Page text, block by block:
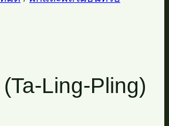
Ling-Pling)